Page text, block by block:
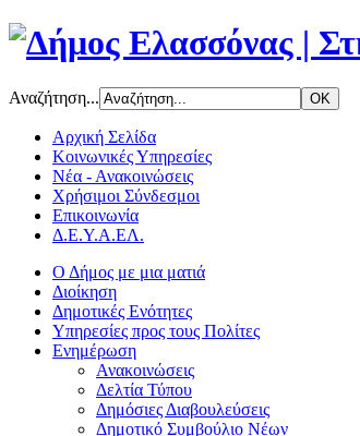
Αναζήτηση...
Αρχική Σελίδα
Κοινωνικές Υπηρεσίες
Νέα - Ανακοινώσεις
Χρήσιμοι Σύνδεσμοι
Επικοινωνία
Δ.Ε.Υ.Α.ΕΛ.
Ο Δήμος με μια ματιά
Διοίκηση
Δημοτικές Ενότητες
Υπηρεσίες προς τους Πολίτες
Ενημέρωση
Ανακοινώσεις
Δελτία Τύπου
Δημόσιες Διαβουλεύσεις
Δημοτικό Συμβούλιο Νέων